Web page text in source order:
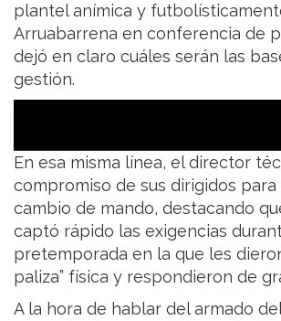
plantel anímica y
Arruabarrena en conferencia de
dejó en claro cuáles serán las
gestión.
En esa misma línea, el director
compromiso de sus dirigidos para
cambio de mando, destacando
captó rápido las exigencias
pretemporada en la que les
paliza” física y respondieron de
A la hora de hablar del armado